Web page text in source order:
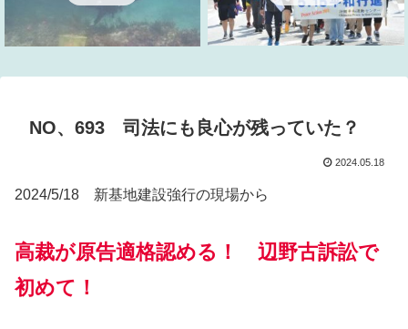
NO、693 司法にも良心が残っていた？
2024.05.18
2024/5/18 新基地建設強行の現場から
高裁が原告適格認める！ 辺野古訴訟で
初めて！